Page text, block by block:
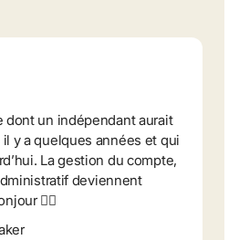
dont un indépendant aurait
y a quelques années et qui
La gestion du compte,
deviennent
👌🏼